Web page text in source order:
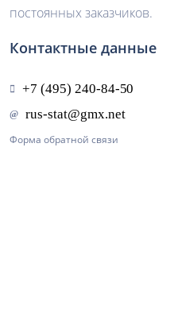
постоянных заказчиков.
Контактные данные
Форма обратной связи